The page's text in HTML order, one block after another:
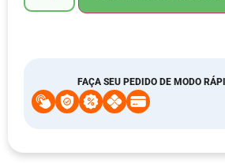
FAÇA SEU PEDIDO DE MODO